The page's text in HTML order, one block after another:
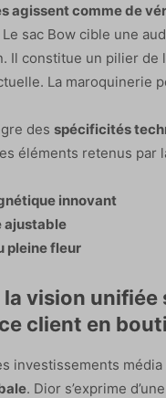
agissent comme de
Le sac Bow cible une
Il constitue un pilier de
La maroquinerie
des spécificités
éléments retenus par
innovant
ajustable
pleine fleur
la vision unifiée
client en
investissements
. Dior s’exprime